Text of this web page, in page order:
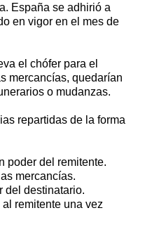
España se adhirió a
en vigor en el mes de
el chófer para el
mercancías, quedarían
o mudanzas.
repartidas de la forma
poder del remitente.
mercancías.
del destinatario.
remitente una vez